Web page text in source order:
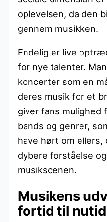
oplevelsen, da den
gennem musikken.
Endelig er live
for nye talenter.
koncerter som en
deres musik for et
giver fans mulighed
bands og genrer,
have hørt om ellers,
dybere forståelse
musikscenen.
Musikens
fortid til nutid